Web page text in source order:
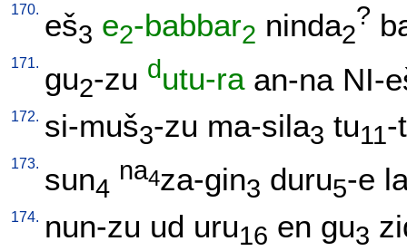
170. eš3 e2-babbar2 ninda2
?
171. gu2-zu dutu-ra an-na NI-
172. si-muš3-zu ma-sila3 tu11-
173. sun4
na4za-gin3 duru5-e
174. nun-zu ud uru16 en gu3